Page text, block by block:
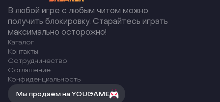
В любой игре с любым читом можно
получить блокировку. Старайтесь играть
максимально осторожно!
Каталог
Контакты
Сотрудничество
Соглашение
Конфиденциальность
Мы продаём на YOUGAME